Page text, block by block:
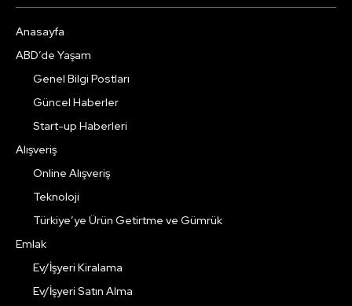
Anasayfa
ABD’de Yaşam
Genel Bilgi Postları
Güncel Haberler
Start-up Haberleri
Alışveriş
Online Alışveriş
Teknoloji
Türkiye’ye Ürün Getirtme ve Gümrük
Emlak
Ev/İşyeri Kiralama
Ev/İşyeri Satın Alma